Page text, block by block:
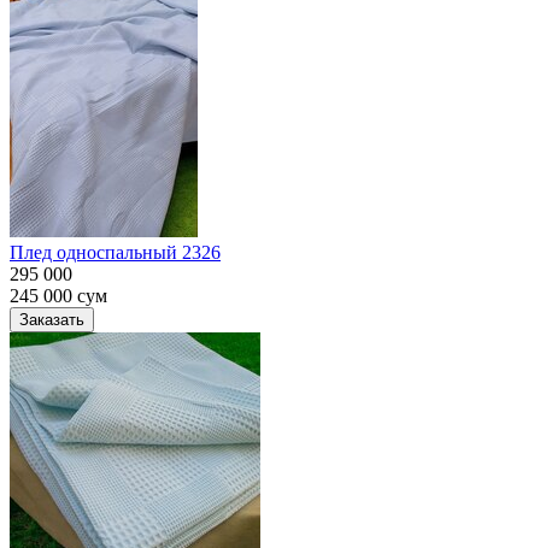
Плед односпальный 2326
295 000
245 000 сум
Заказать